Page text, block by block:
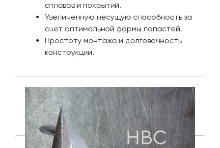
сплавов и покрытий.
Увеличенную несущую способность за
счет оптимальной формы лопастей.
Простоту монтажа и долговечность
конструкции.